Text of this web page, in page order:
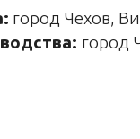
город Чехов,
город